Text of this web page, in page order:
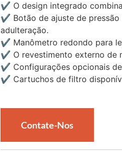
✔ O design integrado
✔ Botão de ajuste de
adulteração.
✔ Manômetro redondo para
✔ O revestimento externo
✔ Configurações opcionais
✔ Cartuchos de filtro
Contate-Nos